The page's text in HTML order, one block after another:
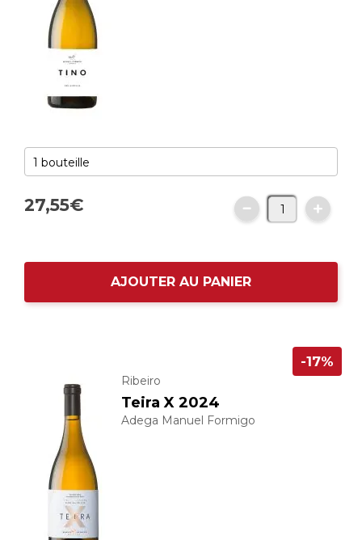
27,55€
AJOUTER AU PANIER
Ribeiro
Teira X 2024
Adega Manuel Formigo
-17%